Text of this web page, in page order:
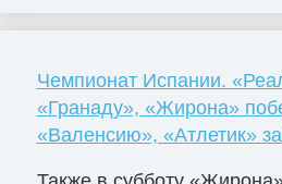
Чемпионат Испании.
«Гранаду», «Жирона»
«Валенсию», «Атлетик»